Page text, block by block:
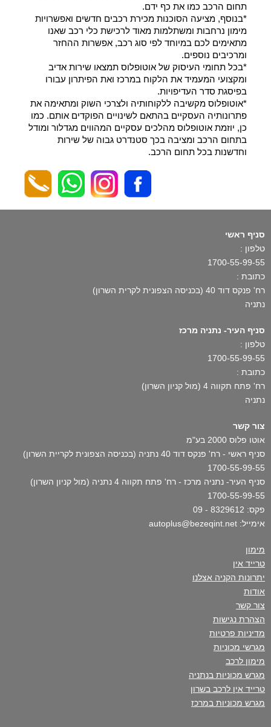
תחום הרכב כמו את כף ידם.
*בנוסף, מציעה הסוכנות מכירת רכבים חדשים ואפשרויות
מימון נרחבות ומשתלמות מאוד לרכישת כלי רכב שאנו
מתאימים לכם במיוחד לפי סוג רכב, אפשרות ההחזר
ומרכיבים נוספים.
*בכל תחומי העיסוק של אוטופלוס תמצאו שירות אדיב
ומקצועי המעמיד את הלקוח במרכז ואת הפיתרון עבורו
בפיסגת סדר העדיפויות.
*אוטופלוס מקשיבה ללקוחותיה ולצרכי השוק ומתאימה את
פתרונותיה העסקיים בהתאם לשינויים הפוקדים אותם. כמו
כן, יוזמת אוטופלוס מהלכים עסקיים המהווים מגדלור ומודל
בתחום הרכב ומציבה בכך סטנדרט גבוה של שירות
וחדשנות בכל תחום הרכב.
סניף ראשי
טלפון :
1700-55-99-55
כתובת :
רח' פנקס דוד 40 (בכניסה הצפונית לקרית השרון)
נתניה
סניף העיר- נתניה מרכז
טלפון :
1700-55-99-55
כתובת :
רח' פתח תקווה 4 (מול קניון השרון)
נתניה
צור קשר
אוטו פלוס 2000 בע"מ
סניף ראשי - רח' פנקס דוד 40 נתניה (בכניסה הצפונית לקריית השרון)
1700-55-99-55
סניף העיר- נתניה מרכז - רח' פתח תקווה 4 נתניה (מול קניון השרון)
1700-55-99-55
פקס: 8329612 - 09
אימייל: autoplus@bezeqint.net
מימון
טרייד אין
יתרונות הקניה אצלנו
אודות
צור קשר
הצהרת נגישות
מדיניות פרטיות
מגרשי מכוניות
מימון לרכב
מגרש מכוניות בנתניה
טרייד אין לרכב בשרון
מגרש מכוניות במרכז